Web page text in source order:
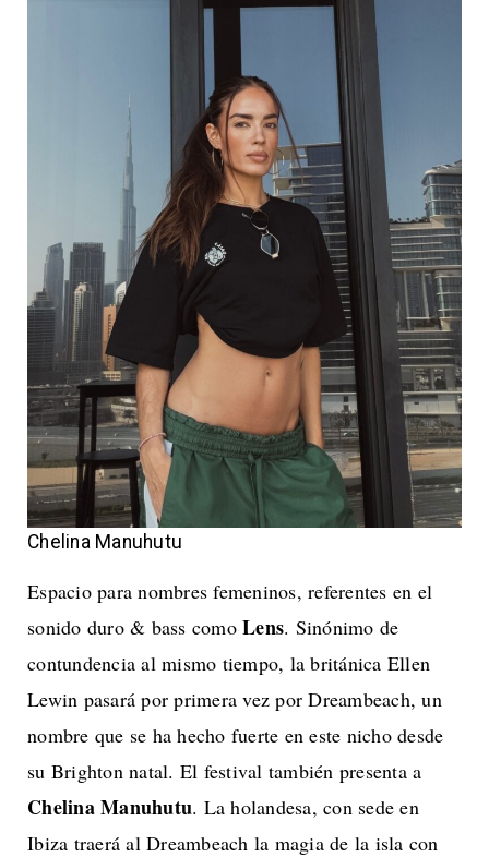
Chelina Manuhutu
Espacio para nombres femeninos, referentes en el
sonido duro & bass como Lens. Sinónimo de
contundencia al mismo tiempo, la británica Ellen
Lewin pasará por primera vez por Dreambeach, un
nombre que se ha hecho fuerte en este nicho desde
su Brighton natal. El festival también presenta a
Chelina Manuhutu. La holandesa, con sede en
Ibiza traerá al Dreambeach la magia de la isla con